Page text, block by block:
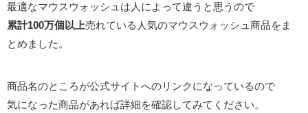
最適なマウスウォッシュは人によって違うと思うので
累計100万個以上売れている人気のマウスウォッシュ商品をま
とめました。
商品名のところが公式サイトへのリンクになっているので
気になった商品があれば詳細を確認してみてください。